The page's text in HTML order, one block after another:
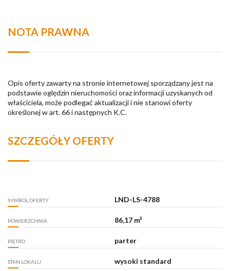
NOTA PRAWNA
Opis oferty zawarty na stronie internetowej sporządzany jest na
podstawie oględzin nieruchomości oraz informacji uzyskanych od
właściciela, może podlegać aktualizacji i nie stanowi oferty
określonej w art. 66 i następnych K.C.
SZCZEGÓŁY OFERTY
SYMBOL OFERTY LND-LS-4788
POWIERZCHNIA 86,17 m²
PIĘTRO parter
STAN LOKALU wysoki standard